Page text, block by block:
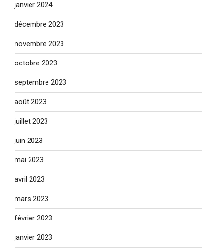
janvier 2024
décembre 2023
novembre 2023
octobre 2023
septembre 2023
août 2023
juillet 2023
juin 2023
mai 2023
avril 2023
mars 2023
février 2023
janvier 2023